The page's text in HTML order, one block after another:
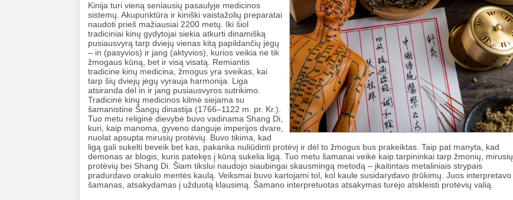
Kinija turi vieną seniausių pasaulyje medicinos
sistemų. Akupunktūra ir kiniški vaistažolių preparatai
naudoti prieš mažiausiai 2200 metų. Iki šiol
tradiciniai kinų gydytojai siekia atkurti dinamišką
pusiausvyrą tarp dviejų vienas kitą papildančių jėgų
– in (pasyvios) ir jang (aktyvios), kurios veikia ne tik
žmogaus kūną, bet ir visą visatą. Remiantis
tradicine kinų medicina, žmogus yra sveikas, kai
tarp šių dviejų jėgų vyrauja harmonija. Liga
atsiranda dėl in ir jang pusiausvyros sutrikimo.
Tradicinė kinų medicinos kilmė siejama su
šamanistine Šangų dinastija (1766–1122 m. pr. Kr.).
Tuo metu religinė dievybė buvo vadinama Shang Di,
kuri, kaip manoma, gyveno danguje imperijos dvare,
nuolat apsupta mirusių protėvių. Buvo tikima, kad
ligą gali sukelti beveik bet kas, pakanka nuliūdinti protėvį ir dėl to žmogus bus prakeiktas. Taip pat manyta, kad
demonas ar blogis, kuris patekęs į kūną sukelia ligą. Tuo metu šamanai veikė kaip tarpininkai tarp žmonių, mirusių
protėvių bei Shang Di. Šiam tikslui naudojo siaubingai skausmingą metodą – įkaitintais metaliniais strypais
pradurdavo orakulo mentės kaulą. Veiksmai buvo kartojami tol, kol kaule susidarydavo įtrūkimų. Juos interpretavo
šamanas, atsakydamas į užduotą klausimą. Šamano interpretuotas atsakymas turėjo atskleisti protėvių valią.